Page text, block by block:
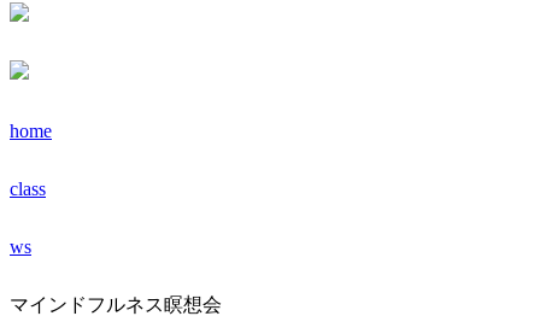
home
class
ws
マインドフルネス瞑想会